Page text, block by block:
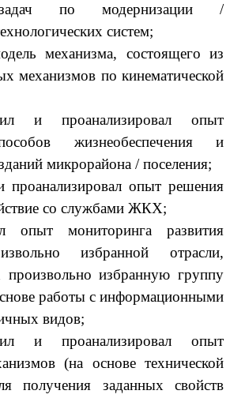
задач по модернизации /
систем;
механизма, состоящего из
механизмов по кинематической
и проанализировал опыт
жизнеобеспечения и
микрорайона / поселения;
проанализировал опыт решения
со службами ЖКХ;
опыт мониторинга развития
избранной отрасли,
произвольно избранную группу
работы с информационными
видов;
и проанализировал опыт
(на основе технической
получения заданных свойств